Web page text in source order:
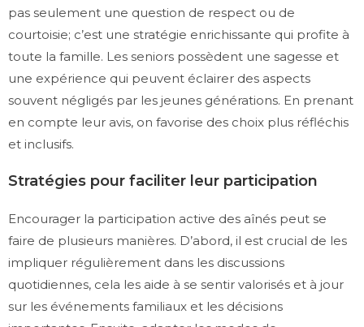
pas seulement une question de respect ou de
courtoisie; c’est une stratégie enrichissante qui profite à
toute la famille. Les seniors possèdent une sagesse et
une expérience qui peuvent éclairer des aspects
souvent négligés par les jeunes générations. En prenant
en compte leur avis, on favorise des choix plus réfléchis
et inclusifs.
Stratégies pour faciliter leur participation
Encourager la participation active des aînés peut se
faire de plusieurs manières. D’abord, il est crucial de les
impliquer régulièrement dans les discussions
quotidiennes, cela les aide à se sentir valorisés et à jour
sur les événements familiaux et les décisions